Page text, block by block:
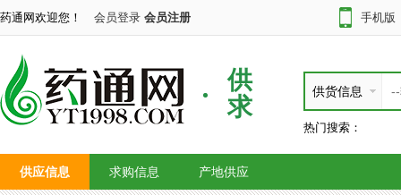
药通网欢迎您！ 会员登录 会员注册 手机版
供
求
供货信息
热门搜索：
供应信息 求购信息 产地供应